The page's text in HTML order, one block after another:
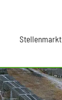
Stellenmarkt